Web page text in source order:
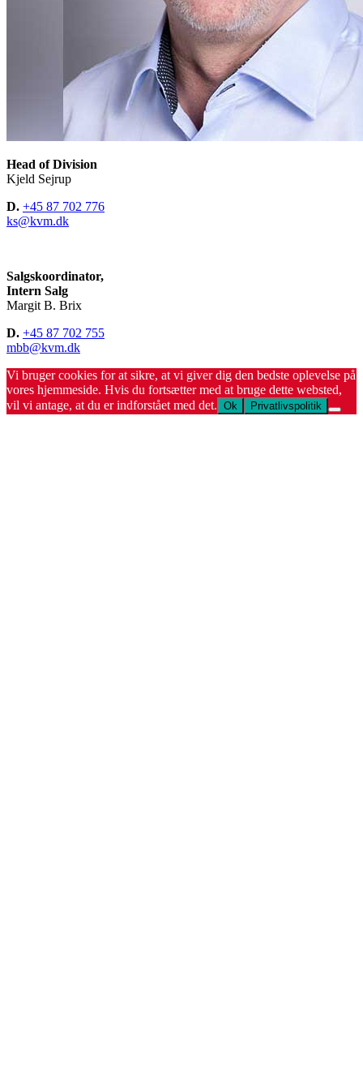
Head of Division
Kjeld Sejrup
D. +45 87 702 776
ks@kvm.dk
Salgskoordinator,
Intern Salg
Margit B. Brix
D. +45 87 702 755
mbb@kvm.dk
Vi bruger cookies for at sikre, at vi giver dig den bedste oplevelse på
vores hjemmeside. Hvis du fortsætter med at bruge dette websted,
vil vi antage, at du er indforstået med det. Ok Privatlivspolitik